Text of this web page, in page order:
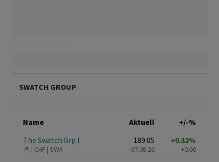
SWATCH GROUP
Name Aktuell
+/-%
The Swatch Grp I
CHF SWX
189.05
07.08.26
+0.32%
+0.60